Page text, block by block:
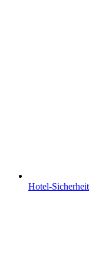
Hotel-Sicherheit